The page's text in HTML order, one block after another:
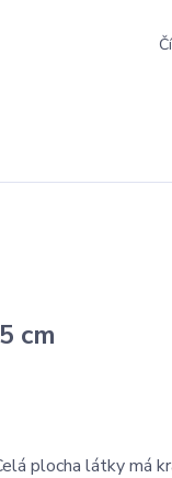
cm
plocha látky má